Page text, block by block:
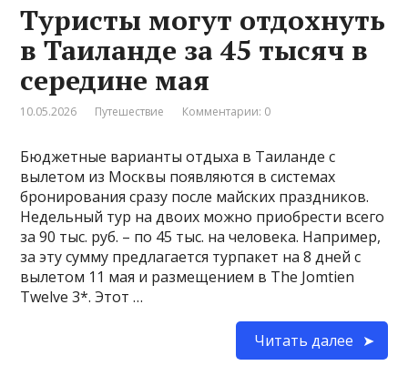
Туристы могут отдохнуть
в Таиланде за 45 тысяч в
середине мая
10.05.2026 Путешествие Комментарии: 0
Бюджетные варианты отдыха в Таиланде с
вылетом из Москвы появляются в системах
бронирования сразу после майских праздников.
Недельный тур на двоих можно приобрести всего
за 90 тыс. руб. – по 45 тыс. на человека. Например,
за эту сумму предлагается турпакет на 8 дней с
вылетом 11 мая и размещением в The Jomtien
Twelve 3*. Этот …
Читать далее